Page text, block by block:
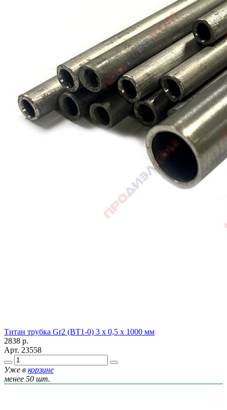
Титан трубка Gr2 (ВТ1-0) 3 х 0,5 х 1000 мм
2838 р.
Арт. 23558
Уже в корзине
менее 50 шт.